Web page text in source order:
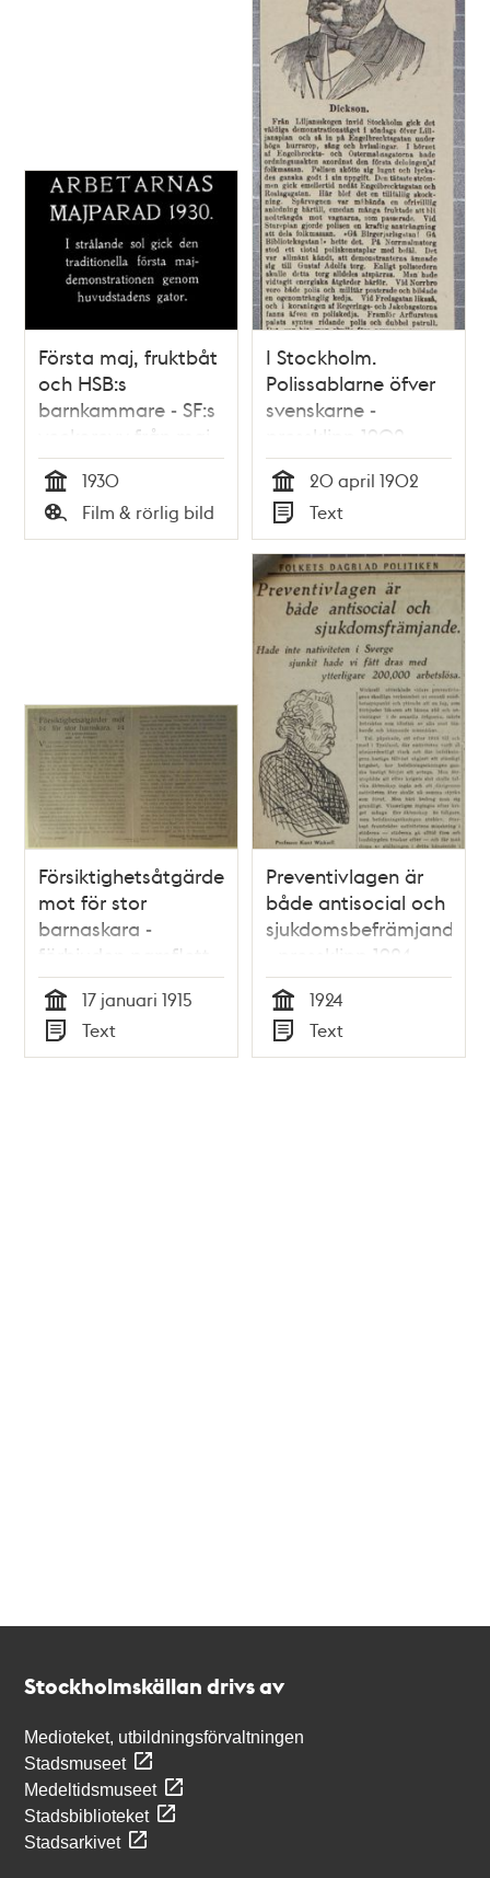
Första maj, fruktbåt
och HSB:s
barnkammare - SF:s
veckorevy från maj
1930
Tid
1930
Typ
Film & rörlig bild
I Stockholm.
Polissablarne öfver
svenskarne -
pressklipp 1902
Tid
20 april 1902
Typ
Text
Försiktighetsåtgärder
mot för stor
barnaskara -
förbjuden pamflett
Tid
17 januari 1915
Typ
Text
Preventivlagen är
både antisocial och
sjukdomsbefrämjande
- pressklipp 1924
Tid
1924
Typ
Text
Stockholmskällan drivs av
Medioteket, utbildningsförvaltningen
Stadsmuseet
Medeltidsmuseet
Stadsbiblioteket
Stadsarkivet